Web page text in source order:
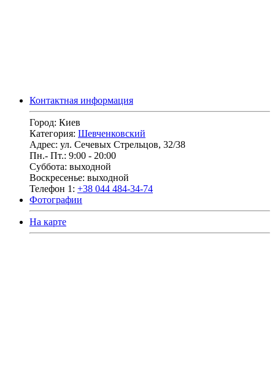
Контактная информация
Город: Киев
Категория: Шевченковский
Адрес: ул. Сечевых Стрельцов, 32/38
Пн.- Пт.: 9:00 - 20:00
Суббота: выходной
Воскресенье: выходной
Телефон 1: +38 044 484-34-74
Фотографии
На карте